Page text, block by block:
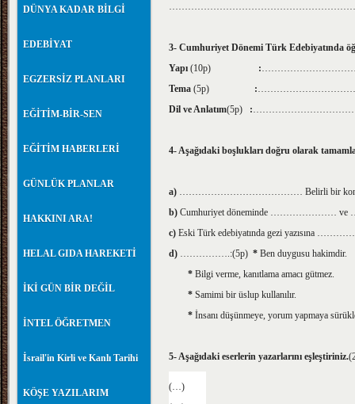
DÜNYA KADAR BİLGİ
EDEBİYAT
EGZERSİZ PLANLARI
EĞİTİM-BİR-SEN
EĞİTİM HABERLERİ
GÜNLÜK PLANLAR
HAKKINI ARA!
HELAL GIDA HAREKETİ
İKİ GÜN BİR DEĞİL
İNTEL ÖĞRETMEN
İsrail'in Kirli ve Kanlı Tarihi
KÖŞE YAZILARIM
3- Cumhuriyet Dönemi Türk Edebiyatında
Yapı (10p) :
Tema (5p) :
Dil ve Anlatım(5p) :
4- Aşağıdaki boşlukları doğru olarak
a) ………………………………… Belirli bir konuyu, bir
b) Cumhuriyet döneminde ………………… ve
c) Eski Türk edebiyatında gezi yazısına
d) …………….:(5p) * Ben duygusu hakimdir.
* Bilgi verme, kanıtlama amacı gütmez.
* Samimi bir üslup kullanılır.
* İnsanı düşünmeye, yorum yapmaya
5- Aşağıdaki eserlerin yazarlarını eşleştiriniz.
(…)